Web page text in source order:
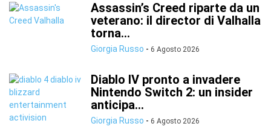
Assassin’s Creed riparte da un
veterano: il director di Valhalla
torna...
Giorgia Russo - 6 Agosto 2026
Diablo IV pronto a invadere
Nintendo Switch 2: un insider
anticipa...
Giorgia Russo - 6 Agosto 2026